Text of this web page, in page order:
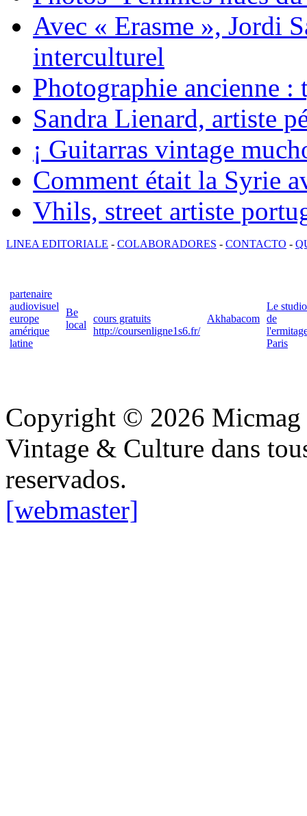
Avec « Erasme », Jordi
interculturel
Photographie ancienne :
Sandra Lienard, artiste
¡ Guitarras vintage
Comment était la Syrie
Vhils, street artiste
LINEA EDITORIALE - COLABORADORES - CONTACTO -
partenaire
audiovisuel
europe
amérique
latine
Be
local
cours gratuits
http://coursenligne1s6.fr/
Akhabacom
Le studio
de
Paris
Copyright © 2026 Micmag
Vintage & Culture dans
reservados.
[webmaster]